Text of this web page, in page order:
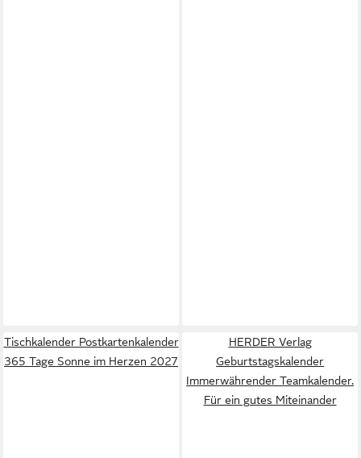
Tischkalender Postkartenkalender
365 Tage Sonne im Herzen 2027
HERDER Verlag
Geburtstagskalender
Immerwährender Teamkalender.
Für ein gutes Miteinander